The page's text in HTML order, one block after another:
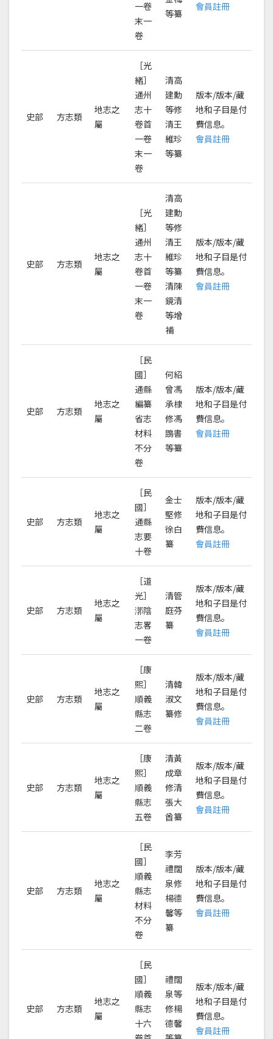
一卷
末一
卷
等纂
會員註冊
史部 方志類
地志之
屬
［光
緒］
通州
志十
卷首
一卷
末一
卷
清高
建勳
等修
清王
維珍
等纂
版本/版本/藏
地和子目是付
費信息。
會員註冊
史部 方志類
地志之
屬
［光
緒］
通州
志十
卷首
一卷
末一
卷
清高
建勳
等修
清王
維珍
等纂
清陳
鏡清
等增
補
版本/版本/藏
地和子目是付
費信息。
會員註冊
史部 方志類
地志之
屬
［民
國］
通縣
編纂
省志
材料
不分
卷
何紹
曾馮
承棣
修馮
鵾書
等纂
版本/版本/藏
地和子目是付
費信息。
會員註冊
史部 方志類
地志之
屬
［民
國］
通縣
志要
十卷
金士
堅修
徐白
纂
版本/版本/藏
地和子目是付
費信息。
會員註冊
史部 方志類
地志之
屬
［道
光］
漷陰
志畧
一卷
清管
庭芬
纂
版本/版本/藏
地和子目是付
費信息。
會員註冊
史部 方志類
地志之
屬
［康
熙］
順義
縣志
二卷
清韓
淑文
纂修
版本/版本/藏
地和子目是付
費信息。
會員註冊
史部 方志類
地志之
屬
［康
熙］
順義
縣志
五卷
清黃
成章
修清
張大
酋纂
版本/版本/藏
地和子目是付
費信息。
會員註冊
史部 方志類
地志之
屬
［民
國］
順義
縣志
材料
不分
卷
李芳
禮闊
泉修
楊德
馨等
纂
版本/版本/藏
地和子目是付
費信息。
會員註冊
史部 方志類
地志之
屬
［民
國］
順義
縣志
十六
禮闊
泉等
修楊
德馨
版本/版本/藏
地和子目是付
費信息。
會員註冊